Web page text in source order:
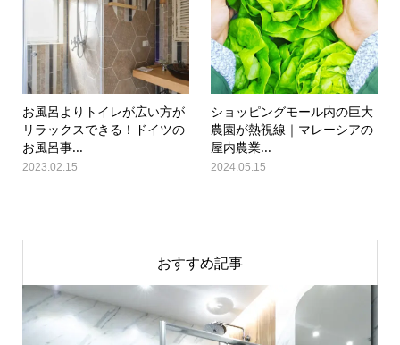
お風呂よりトイレが広い方が
リラックスできる！ドイツの
お風呂事...
2023.02.15
ショッピングモール内の巨大
農園が熱視線｜マレーシアの
屋内農業...
2024.05.15
おすすめ記事